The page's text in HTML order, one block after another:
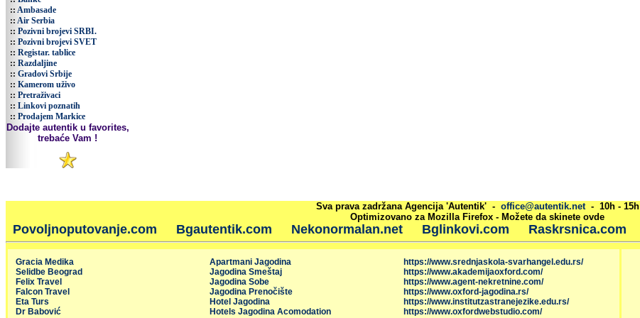
:: Ambasade
:: Air Serbia
:: Pozivni brojevi SRBI.
:: Pozivni brojevi SVET
:: Registar. tablice
:: Razdaljine
:: Gradovi Srbije
:: Kamerom uživo
:: Pretraživaci
:: Linkovi poznatih
:: Prodajem Markice
Dodajte autentik u favorites,
trebaće Vam !
Sva prava zadržana Agencija 'Autentik' - office@autentik.net- 10h - 15h
Optimizovano za Mozilla Firefox - Možete da skinete ovde
Povoljnoputovanje.com Bgautentik.com Nekonormalan.net Bglinkovi.com Raskrsnica.com
Gracia Medika
Selidbe Beograd
Felix Travel
Falcon Travel
Eta Turs
Dr Babović
Apartmani Jagodina
Jagodina Smeštaj
Jagodina Sobe
Jagodina Prenočište
Hotel Jagodina
Hotels Jagodina Acomodation
https://www.srednjaskola-svarhangel.edu.rs/
https://www.akademijaoxford.com/
https://www.agent-nekretnine.com/
https://www.oxford-jagodina.rs/
https://www.institutzastranejezike.edu.rs/
https://www.oxfordwebstudio.com/